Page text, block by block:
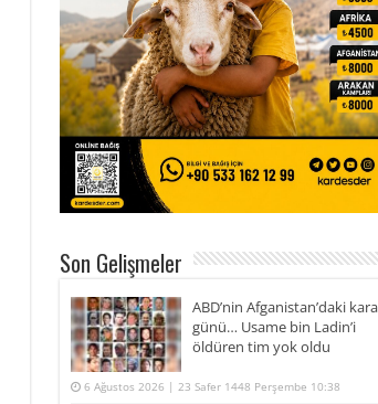
Son Gelişmeler
ABD’nin Afganistan’daki kara
günü… Usame bin Ladin’i
öldüren tim yok oldu
6 Ağustos 2026 | 23 Safer 1448 Perşembe 10:38